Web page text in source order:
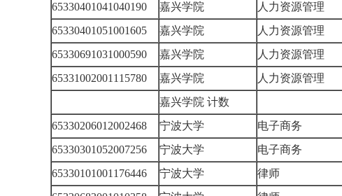
65330401041040190
嘉兴学院
人力资源管理
65330401051001605
嘉兴学院
人力资源管理
65330691031000590
嘉兴学院
人力资源管理
65331002001115780
嘉兴学院
人力资源管理
嘉兴学院 计数
65330206012002468
宁波大学
电子商务
65330301052007256
宁波大学
电子商务
65330101001176446
宁波大学
律师